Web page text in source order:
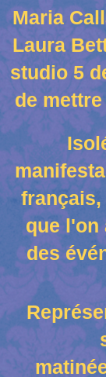
Maria
Laura
studio 5
de
français,
que l'on
des